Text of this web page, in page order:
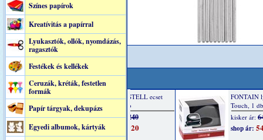
Színes papírok
Kreatívitás a papírral
Lyukasztók, ollók, nyomdázás,
ragasztók
Festékek és kellékek
Ceruzák, kréták, festetlen
formák
Papír tárgyak, dekupázs
Egyedi albumok, kártyák